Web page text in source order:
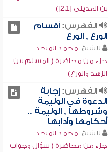
بن المديني [2،1])
الفهرس:أقسام
الورع , الورع
للشيخ: محمد المنجد
جزء من محاضرة ( المسلم بين
الزهد والورع)
الفهرس:إجابة
الدعوة في الوليمة
وشروطها , الوليمة ..
أحكامها وآدابها
للشيخ: محمد المنجد
جزء من محاضرة ( سؤال وجواب